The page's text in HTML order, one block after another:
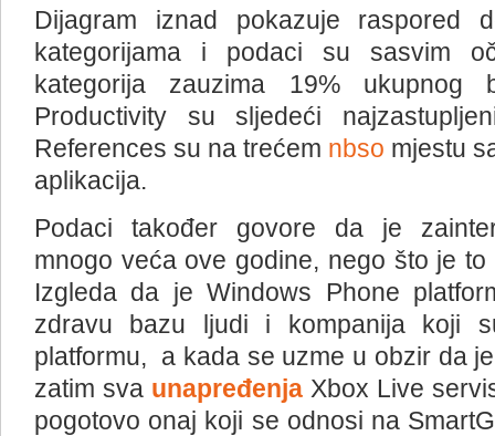
Dijagram iznad pokazuje raspored
kategorijama i podaci su sasvim
kategorija zauzima 19% ukupnog
Productivity su sljedeći
References su na trećem nbso mjestu
aplikacija.
Podaci također govore da je
mnogo veća ove godine, nego što je
Izgleda da je Windows Phone
zdravu bazu ljudi i kompanija koji
platformu, a kada se uzme u obzir da
zatim sva unapređenja Xbox Live
pogotovo onaj koji se odnosi na